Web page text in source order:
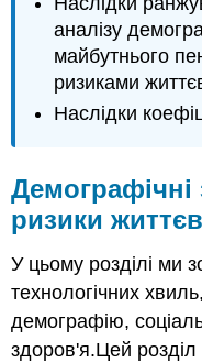
аналізу
майбутнього
ризиками
Наслідки
ризики
У цьому розділі ми
технологічних
демографію,
здоров'я.Цей